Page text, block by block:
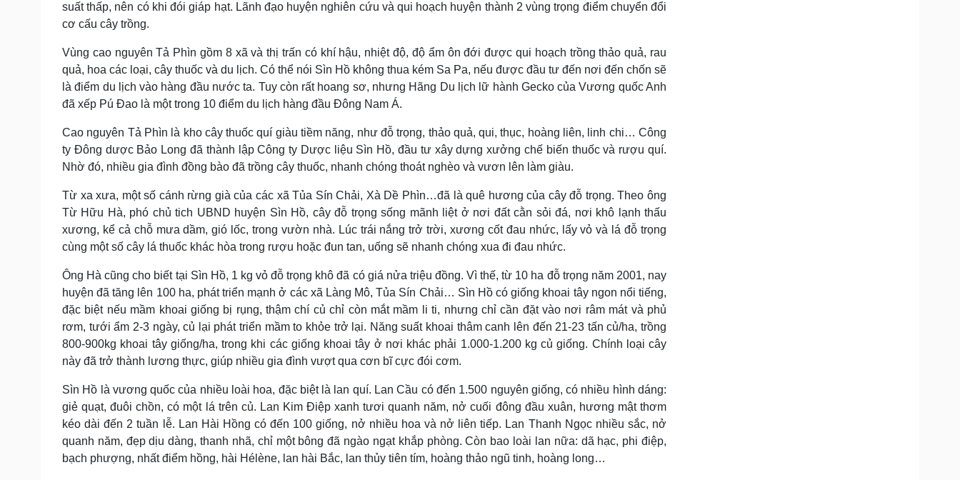
suất thấp, nên có khi đói giáp hạt. Lãnh đạo huyện nghiên cứu và qui hoạch huyện thành 2 vùng trọng điểm chuyển đổi
cơ cấu cây trồng.
Vùng cao nguyên Tả Phìn gồm 8 xã và thị trấn có khí hậu, nhiệt độ, độ ẩm ôn đới được qui hoạch trồng thảo quả, rau
quả, hoa các loại, cây thuốc và du lịch. Có thể nói Sìn Hồ không thua kém Sa Pa, nếu được đầu tư đến nơi đến chốn sẽ
là điểm du lịch vào hàng đầu nước ta. Tuy còn rất hoang sơ, nhưng Hãng Du lịch lữ hành Gecko của Vương quốc Anh
đã xếp Pú Đao là một trong 10 điểm du lịch hàng đầu Đông Nam Á.
Cao nguyên Tả Phìn là kho cây thuốc quí giàu tiềm năng, như đỗ trọng, thảo quả, qui, thục, hoàng liên, linh chi… Công
ty Đông dược Bảo Long đã thành lập Công ty Dược liệu Sìn Hồ, đầu tư xây dựng xưởng chế biến thuốc và rượu quí.
Nhờ đó, nhiều gia đình đồng bào đã trồng cây thuốc, nhanh chóng thoát nghèo và vươn lên làm giàu.
Từ xa xưa, một số cánh rừng già của các xã Tủa Sín Chải, Xà Dề Phìn…đã là quê hương của cây đỗ trọng. Theo ông
Từ Hữu Hà, phó chủ tich UBND huyện Sìn Hồ, cây đỗ trọng sống mãnh liệt ở nơi đất cằn sỏi đá, nơi khô lạnh thấu
xương, kể cả chỗ mưa dầm, gió lốc, trong vườn nhà. Lúc trái nắng trở trời, xương cốt đau nhức, lấy vỏ và lá đỗ trọng
cùng một số cây lá thuốc khác hòa trong rượu hoặc đun tan, uống sẽ nhanh chóng xua đi đau nhức.
Ông Hà cũng cho biết tại Sìn Hồ, 1 kg vỏ đỗ trọng khô đã có giá nửa triệu đồng. Vì thế, từ 10 ha đỗ trọng năm 2001, nay
huyện đã tăng lên 100 ha, phát triển mạnh ở các xã Làng Mô, Tủa Sín Chải… Sìn Hồ có giống khoai tây ngon nổi tiếng,
đặc biệt nếu mầm khoai giống bị rụng, thậm chí củ chỉ còn mắt mầm li ti, nhưng chỉ cần đặt vào nơi râm mát và phủ
rơm, tưới ẩm 2-3 ngày, củ lại phát triển mầm to khỏe trở lại. Năng suất khoai thâm canh lên đến 21-23 tấn củ/ha, trồng
800-900kg khoai tây giống/ha, trong khi các giống khoai tây ở nơi khác phải 1.000-1.200 kg củ giống. Chính loại cây
này đã trở thành lương thực, giúp nhiều gia đình vượt qua cơn bĩ cực đói cơm.
Sìn Hồ là vương quốc của nhiều loài hoa, đặc biệt là lan quí. Lan Cầu có đến 1.500 nguyên giống, có nhiều hình dáng:
giẻ quạt, đuôi chồn, có một lá trên củ. Lan Kim Điệp xanh tươi quanh năm, nở cuối đông đầu xuân, hương mật thơm
kéo dài đến 2 tuần lễ. Lan Hài Hồng có đến 100 giống, nở nhiều hoa và nở liên tiếp. Lan Thanh Ngọc nhiều sắc, nở
quanh năm, đẹp dịu dàng, thanh nhã, chỉ một bông đã ngào ngạt khắp phòng. Còn bao loài lan nữa: dã hạc, phi điệp,
bạch phượng, nhất điểm hồng, hài Hélène, lan hài Bắc, lan thủy tiên tím, hoàng thảo ngũ tinh, hoàng long…